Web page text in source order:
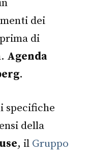
dei
di
Agenda
.
specifiche
della
, il Gruppo